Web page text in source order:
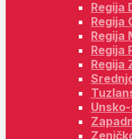
Regija
Regija
Regija
Regija
Regija